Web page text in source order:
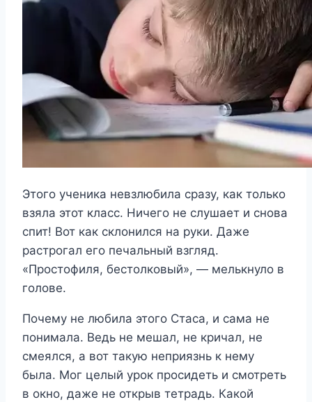
Этого ученика невзлюбила сразу, как только
взяла этот класс. Ничего не слушает и снова
спит! Вот как склонился на руки. Даже
растрогал его печальный взгляд.
«Простофиля, бестолковый», — мелькнуло в
голове.
Почему не любила этого Стаса, и сама не
понимала. Ведь не мешал, не кричал, не
смеялся, а вот такую ​​неприязнь к нему
была. Мог целый урок просидеть и смотреть
в окно, даже не открыв тетрадь. Какой